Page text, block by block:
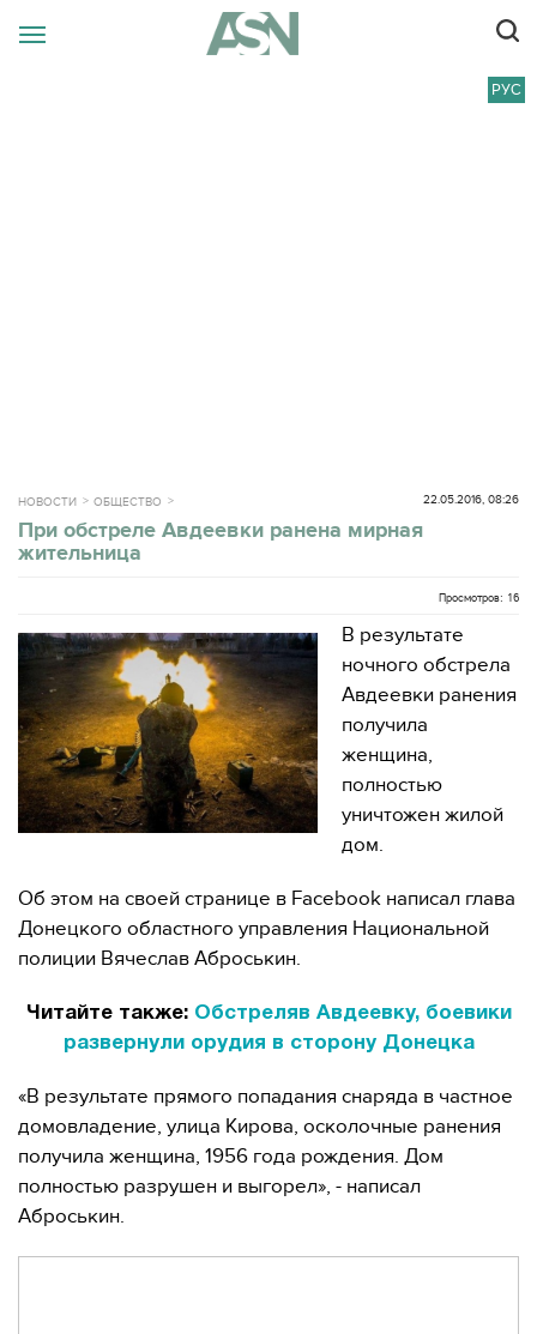
РУС
НОВОСТИ ОБЩЕСТВО 22.05.2016, 08:26
При обстреле Авдеевки ранена мирная
жительница
Просмотров: 16
В результате
ночного обстрела
Авдеевки ранения
получила
женщина,
полностью
уничтожен жилой
дом.
Об этом на своей странице в Facebook написал глава
Донецкого областного управления Национальной
полиции Вячеслав Аброськин.
Читайте также: Обстреляв Авдеевку, боевики
развернули орудия в сторону Донецка
«В результате прямого попадания снаряда в частное
домовладение, улица Кирова, осколочные ранения
получила женщина, 1956 года рождения. Дом
полностью разрушен и выгорел», - написал
Аброськин.